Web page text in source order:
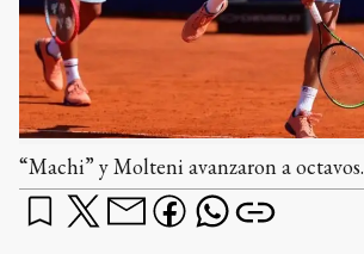
“Machi” y Molteni avanzaron a octavos.